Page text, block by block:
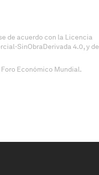
de acuerdo con la Licencia
SinObraDerivada 4.0, y de
Económico Mundial.